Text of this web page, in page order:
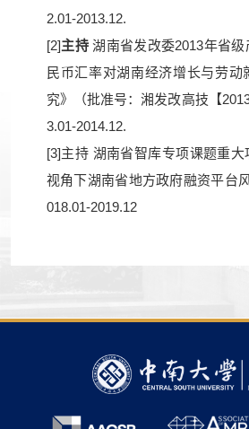
2.01-2013.12.
[2]主持湖南省发改委2013年省
民币汇率对湖南经济增长与劳动
究》（批准号：湘发改高技【
3.01-2014.12.
[3]主持 湖南省智库专项课题重
视角下湖南省地方政府融资平台
018.01-2019.12